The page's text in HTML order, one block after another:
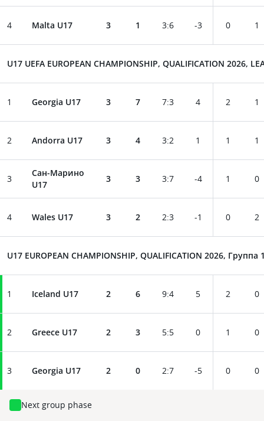
4 Malta U17 3 1 3:6 -3 0 1
U17 UEFA EUROPEAN CHAMPIONSHIP, QUALIFICATION 2026,
1 Georgia U17 3 7 7:3 4 2 1
2 Andorra U17 3 4 3:2 1 1 1
3
Сан-Марино
U17
3 3 3:7 -4 1 0
4 Wales U17 3 2 2:3 -1 0 2
U17 EUROPEAN CHAMPIONSHIP, QUALIFICATION 2026, Группа
1 Iceland U17 2 6 9:4 5 2 0
2 Greece U17 2 3 5:5 0 1 0
3 Georgia U17 2 0 2:7 -5 0 0
Next group phase